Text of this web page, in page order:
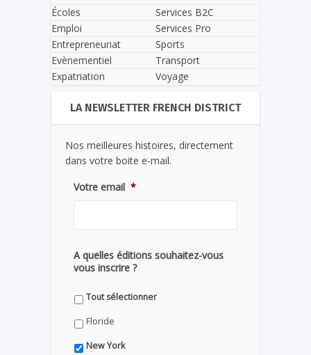
Écoles
Emploi
Entrepreneuriat
Evènementiel
Expatriation
Services B2C
Services Pro
Sports
Transport
Voyage
LA NEWSLETTER FRENCH DISTRICT
Nos meilleures histoires, directement
dans votre boite e-mail.
Votre email *
A quelles éditions souhaitez-vous
vous inscrire ?
Tout sélectionner
Floride
New York